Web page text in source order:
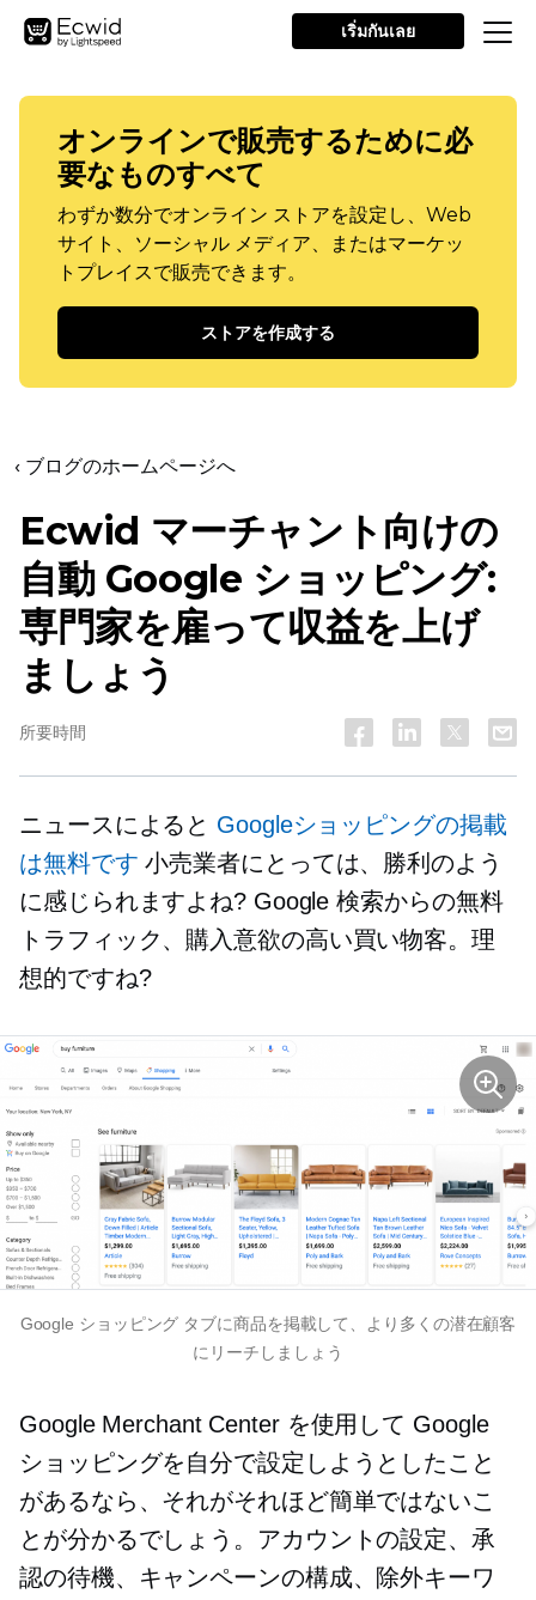
เริ่มกันเลย
オンラインで販売するために必
要なものすべて
わずか数分でオンライン ストアを設定し、Web
サイト、ソーシャル メディア、またはマーケッ
トプレイスで販売できます。
ストアを作成する
‹ ブログのホームページへ
Ecwid マーチャント向けの
自動 Google ショッピング:
専門家を雇って収益を上げ
ましょう
所要時間
ニュースによると Googleショッピングの掲載
は無料です 小売業者にとっては、勝利のよう
に感じられますよね? Google 検索からの無料
トラフィック、購入意欲の高い買い物客。理
想的ですね?
Google ショッピング タブに商品を掲載して、より多くの潜在顧客
にリーチしましょう
Google Merchant Center を使用して Google
ショッピングを自分で設定しようとしたこと
があるなら、それがそれほど簡単ではないこ
とが分かるでしょう。アカウントの設定、承
認の待機、キャンペーンの構成、除外キーワ